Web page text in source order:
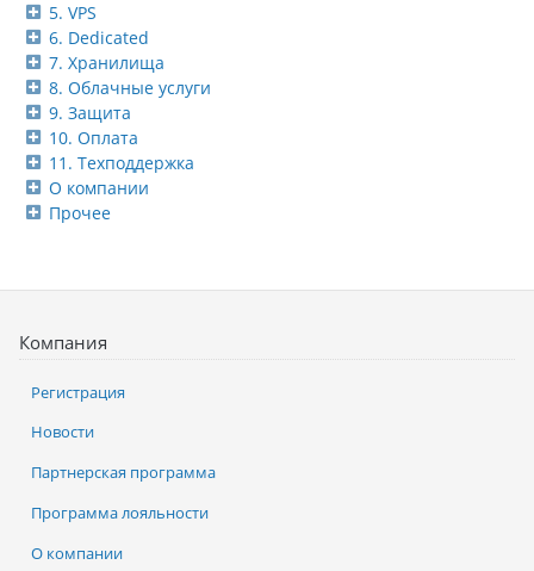
5. VPS
6. Dedicated
7. Хранилища
8. Облачные услуги
9. Защита
10. Оплата
11. Техподдержка
О компании
Прочее
Компания
Регистрация
Новости
Партнерская программа
Программа лояльности
О компании